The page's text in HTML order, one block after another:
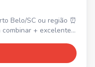
+ excelente
B válida •
de aprender